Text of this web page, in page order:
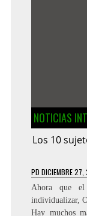
NOTICIAS
Los 10
PD DICIEMBRE 27,
Ahora que el
individualizar,
Hay muchos